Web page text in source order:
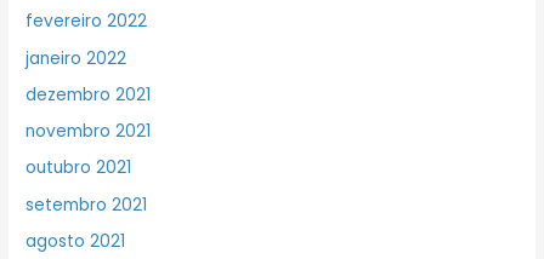
fevereiro 2022
janeiro 2022
dezembro 2021
novembro 2021
outubro 2021
setembro 2021
agosto 2021